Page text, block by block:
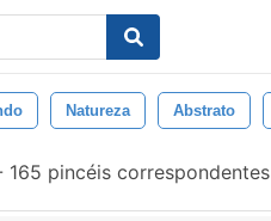
Natureza Abstrato
165 pincéis correspondentes